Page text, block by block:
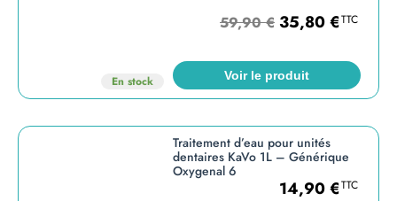
En stock
59,90€ 35,80€TTC
Voir le produit
Traitement d’eau pour unités
dentaires KaVo 1L – Générique
Oxygenal 6
14,90€TTC